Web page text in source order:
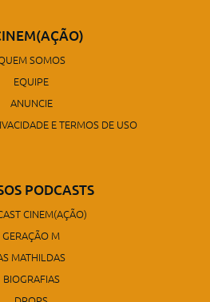
SOMOS
EQUIPE
ANUNCIE
E TERMOS DE USO
PODCASTS
CINEM(AÇÃO)
GERAÇÃO M
MATHILDAS
BIOGRAFIAS